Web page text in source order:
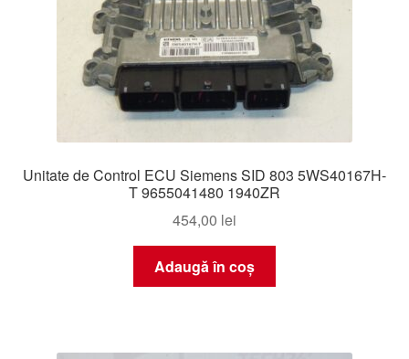
Unitate de Control ECU Siemens SID 803 5WS40167H-
T 9655041480 1940ZR
454,00 lei
Adaugă în coș